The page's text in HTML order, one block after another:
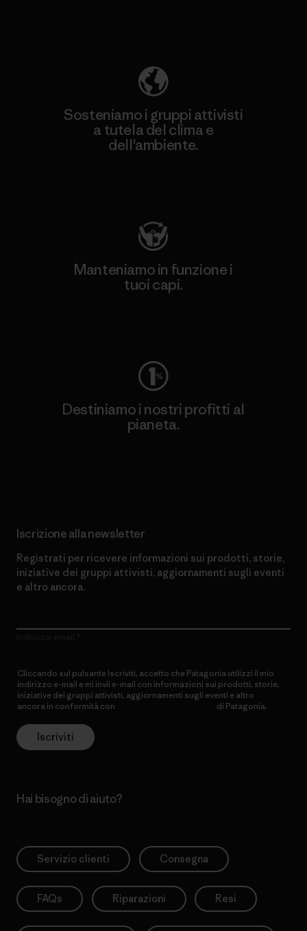
Sosteniamo i gruppi attivisti
a tutela del clima e
dell'ambiente.
Manteniamo in funzione i
tuoi capi.
Destiniamo i nostri profitti al
pianeta.
Iscrizione alla newsletter
Registrati per ricevere informazioni sui prodotti, storie,
iniziative dei gruppi attivisti, aggiornamenti sugli eventi
e altro ancora.
Cliccando sul pulsante Iscriviti, accetto che Patagonia utilizzi il mio
indirizzo e-mail e mi invii e-mail con informazioni sui prodotti, storie,
iniziative dei gruppi attivisti, aggiornamenti sugli eventi e altro
ancora in conformità con
di Patagonia.
Iscriviti
Hai bisogno di aiuto?
Servizio clienti Consegna
FAQs Riparazioni Resi